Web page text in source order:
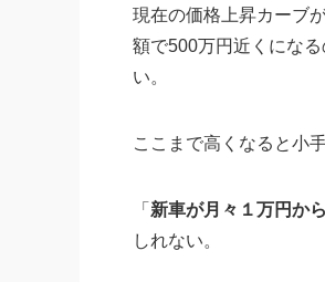
現在の価格上昇カーブ
額で500万円近くにな
い。
ここまで高くなると小
「 新車が月々１万円か
しれない。